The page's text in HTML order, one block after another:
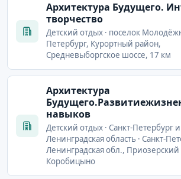
Архитектура Будущего.
творчество
Детский отдых · поселок
Петербург, Курортный район,
Средневыборгское шоссе, 17 км
Архитектура
навыков
Детский отдых · Санкт-Петербург и
Ленинградская область · Санкт-
Ленинградская обл., Приозерский
Коробицыно